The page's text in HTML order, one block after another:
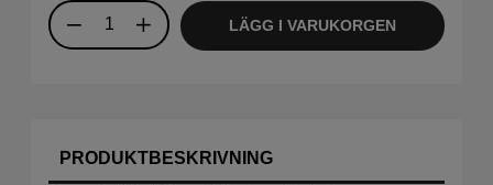
LÄGG I VARUKORGEN
PRODUKTBESKRIVNING